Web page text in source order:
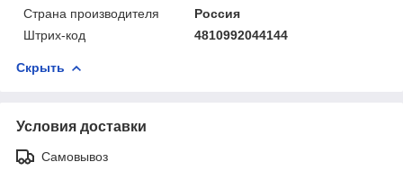
Страна производителя
Россия
Штрих-код
4810992044144
Скрыть
Условия доставки
Самовывоз